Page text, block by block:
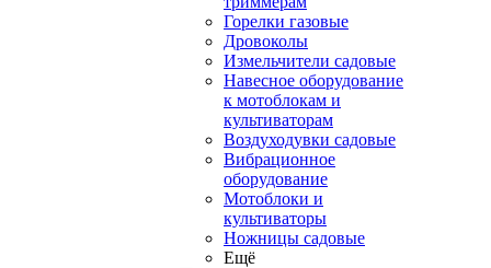
Горелки газовые
Дровоколы
Измельчители садовые
Навесное оборудование
к мотоблокам и
культиваторам
Воздуходувки садовые
Вибрационное
оборудование
Мотоблоки и
культиваторы
Ножницы садовые
Ещё